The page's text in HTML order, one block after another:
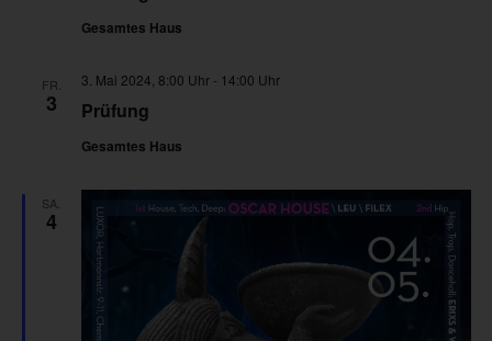
Gesamtes Haus
FR.
3 Prüfung
3. Mai 2024, 8:00 Uhr- 14:00 Uhr
Gesamtes Haus
SA.
4